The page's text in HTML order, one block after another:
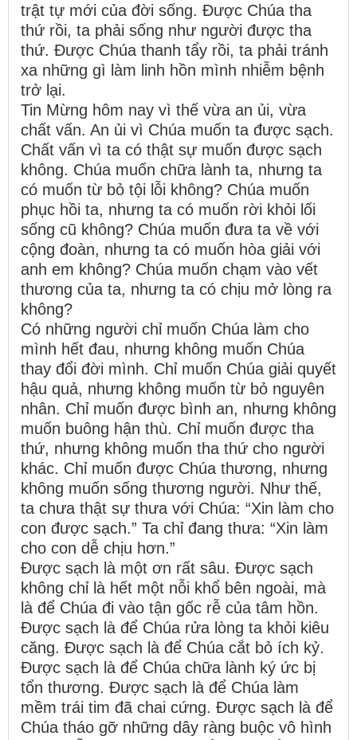
trật tự mới của đời sống. Được Chúa tha
thứ rồi, ta phải sống như người được tha
thứ. Được Chúa thanh tẩy rồi, ta phải tránh
xa những gì làm linh hồn mình nhiễm bệnh
trở lại.
Tin Mừng hôm nay vì thế vừa an ủi, vừa
chất vấn. An ủi vì Chúa muốn ta được sạch.
Chất vấn vì ta có thật sự muốn được sạch
không. Chúa muốn chữa lành ta, nhưng ta
có muốn từ bỏ tội lỗi không? Chúa muốn
phục hồi ta, nhưng ta có muốn rời khỏi lối
sống cũ không? Chúa muốn đưa ta về với
cộng đoàn, nhưng ta có muốn hòa giải với
anh em không? Chúa muốn chạm vào vết
thương của ta, nhưng ta có chịu mở lòng ra
không?
Có những người chỉ muốn Chúa làm cho
mình hết đau, nhưng không muốn Chúa
thay đổi đời mình. Chỉ muốn Chúa giải quyết
hậu quả, nhưng không muốn từ bỏ nguyên
nhân. Chỉ muốn được bình an, nhưng không
muốn buông hận thù. Chỉ muốn được tha
thứ, nhưng không muốn tha thứ cho người
khác. Chỉ muốn được Chúa thương, nhưng
không muốn sống thương người. Như thế,
ta chưa thật sự thưa với Chúa: “Xin làm cho
con được sạch.” Ta chỉ đang thưa: “Xin làm
cho con dễ chịu hơn.”
Được sạch là một ơn rất sâu. Được sạch
không chỉ là hết một nỗi khổ bên ngoài, mà
là để Chúa đi vào tận gốc rễ của tâm hồn.
Được sạch là để Chúa rửa lòng ta khỏi kiêu
căng. Được sạch là để Chúa cắt bỏ ích kỷ.
Được sạch là để Chúa chữa lành ký ức bị
tổn thương. Được sạch là để Chúa làm
mềm trái tim đã chai cứng. Được sạch là để
Chúa tháo gỡ những dây ràng buộc vô hình